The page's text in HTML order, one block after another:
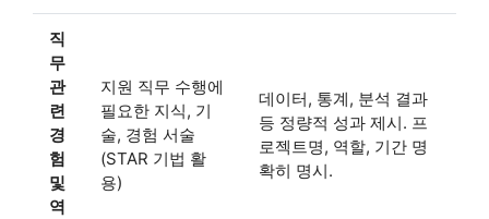
직
무
관
련
경
험
및
역
지원 직무 수행에
필요한 지식, 기
술, 경험 서술
(STAR 기법 활
용)
데이터, 통계, 분석 결과
등 정량적 성과 제시. 프
로젝트명, 역할, 기간 명
확히 명시.